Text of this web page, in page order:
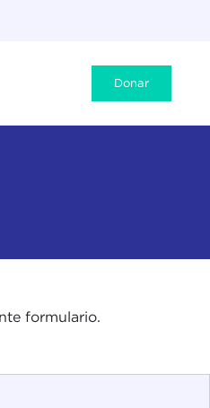
Donar
formulario.